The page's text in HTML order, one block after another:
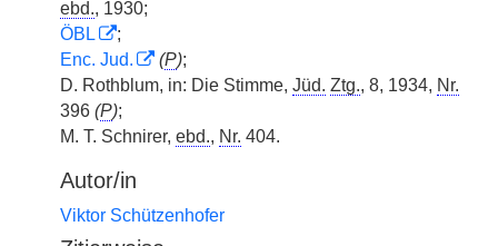
ebd., 1930;
ÖBL
;
Enc. Jud.
(P);
D. Rothblum, in: Die Stimme, Jüd. Ztg., 8, 1934, Nr.
396 (P);
M. T. Schnirer, ebd., Nr. 404.
Autor/in
Viktor Schützenhofer